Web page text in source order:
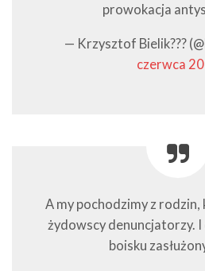
prowokacja
— Krzysztof Bielik???
czerwca
A my pochodzimy z
żydowscy denuncjatorzy.
boisku